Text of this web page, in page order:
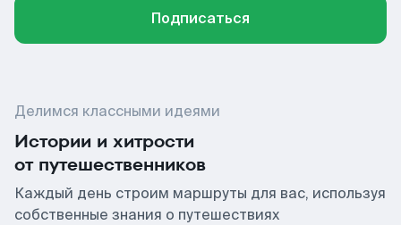
Подписаться
Делимся классными идеями
Истории и хитрости
от путешественников
Каждый день строим маршруты для вас, используя
собственные знания о путешествиях